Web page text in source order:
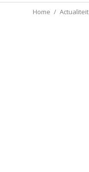
Home Actualiteit